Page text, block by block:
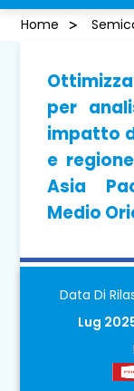
Home
per
impatto
e
Asia
Medio
Data Di
Lug